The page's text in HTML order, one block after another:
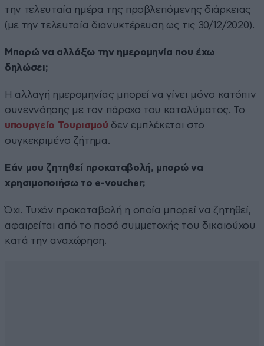
την τελευταία ημέρα της προβλεπόμενης διάρκειας
(με την τελευταία διανυκτέρευση ως τις 30/12/2020).
Μπορώ να αλλάξω την ημερομηνία που έχω
δηλώσει;
Η αλλαγή ημερομηνίας μπορεί να γίνει μόνο κατόπιν
συνεννόησης με τον πάροχο του καταλύματος. Το
υπουργείο Τουρισμού δεν εμπλέκεται στο
συγκεκριμένο ζήτημα.
Εάν μου ζητηθεί προκαταβολή, μπορώ να
χρησιμοποιήσω το e-voucher;
Όχι. Τυχόν προκαταβολή η οποία μπορεί να ζητηθεί,
αφαιρείται από το ποσό συμμετοχής του δικαιούχου
κατά την αναχώρηση.